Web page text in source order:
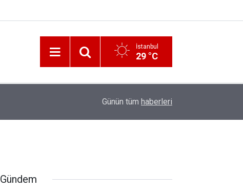
İstanbul
29 °C
İzmir 112’de Kan Donduran İddialar!
Günün tüm haberleri
Gündem